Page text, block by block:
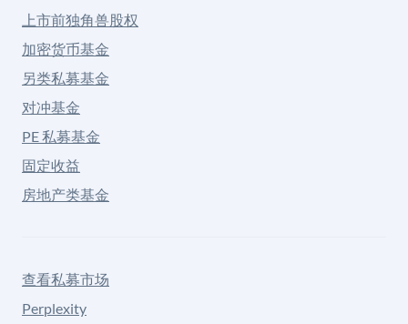
上市前独角兽股权
加密货币基金
另类私募基金
对冲基金
PE 私募基金
固定收益
房地产类基金
查看私募市场
Perplexity